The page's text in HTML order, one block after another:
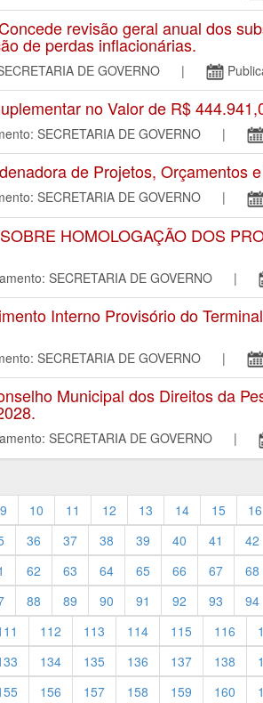
revisão geral anual dos
de perdas inflacionárias.
DE GOVERNO |
no Valor de R$
SECRETARIA DE GOVERNO |
de Projetos, Orçamentos
SECRETARIA DE GOVERNO |
HOMOLOGAÇÃO DOS
SECRETARIA DE GOVERNO |
Interno Provisório do
SECRETARIA DE GOVERNO |
Municipal dos Direitos da
SECRETARIA DE GOVERNO |
9 10 11 12 13 14 15 16
36 37 38 39 40 41 42
62 63 64 65 66 67 68
88 89 90 91 92 93 94
112 113 114 115 116
134 135 136 137 138
156 157 158 159 160